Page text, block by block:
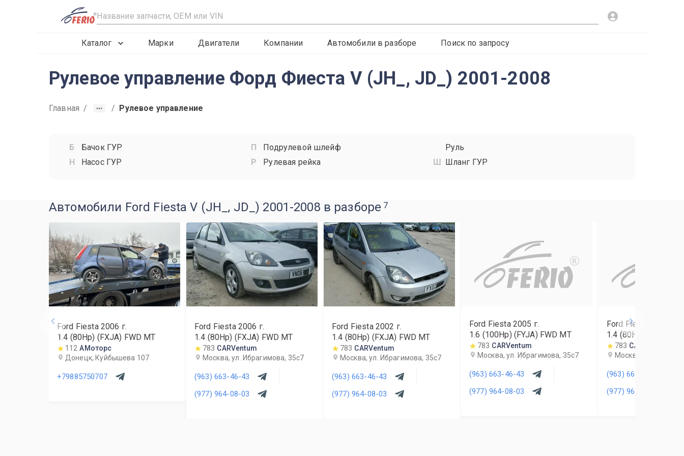
R
Каталог Марки Двигатели Компании Автомобили в разборе Поиск по запросу
Рулевое управление Форд Фиеста V (JH_, JD_) 2001-2008
Главная / / Рулевое управление
Бачок ГУР
Насос ГУР
Подрулевой шлейф
Рулевая рейка
Руль
Шланг ГУР
Автомобили Ford Fiesta V (JH_, JD_) 2001-2008 в разборе 7
Ford Fiesta 2006 г.
1.4 (80Hp) (FXJA) FWD MT
112 АМоторс
Донецк, Куйбышева 107
+79885750707
Ford Fiesta 2006 г.
1.4 (80Hp) (FXJA) FWD MT
783 CARVentum
Москва, ул. Ибрагимова, 35с7
(963) 663-46-43
(977) 964-08-03
Ford Fiesta 2002 г.
1.4 (80Hp) (FXJA) FWD MT
783 CARVentum
Москва, ул. Ибрагимова, 35с7
(963) 663-46-43
(977) 964-08-03
R
Ford Fiesta 2005 г.
1.6 (100Hp) (FYJA) FWD MT
783 CARVentum
Москва, ул. Ибрагимова, 35с7
(963) 663-46-43
(977) 964-08-03
Ford Fiesta
1.4 (80Hp) (FXJA)
783 CARVentum
Москва, ул.
(963) 663-46-43
(977) 964-08-03